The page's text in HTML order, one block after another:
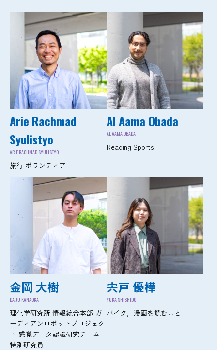
Arie Rachmad
Syulistyo
ARIE RACHMAD SYULISTYO
旅行 ボランティア
Al Aama Obada
AL AAMA OBADA
Reading Sports
金岡 大樹
DAIJU KANAOKA
理化学研究所 情報統合本部 ガ
ーディアンロボットプロジェク
ト 感覚データ認識研究チーム
特別研究員
宍戸 優樺
YUKA SHISHIDO
バイク，漫画を読むこと